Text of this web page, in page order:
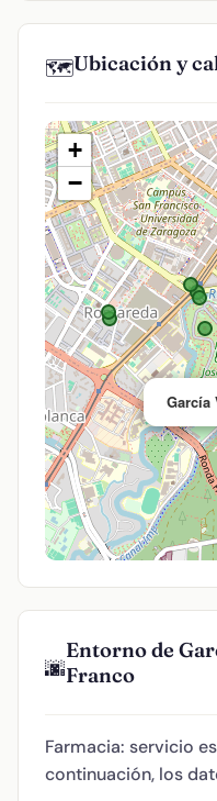
🗺️Ubicación y
García
+
−
🌆
Entorno de
Franco
Farmacia: servicio
continuación, los